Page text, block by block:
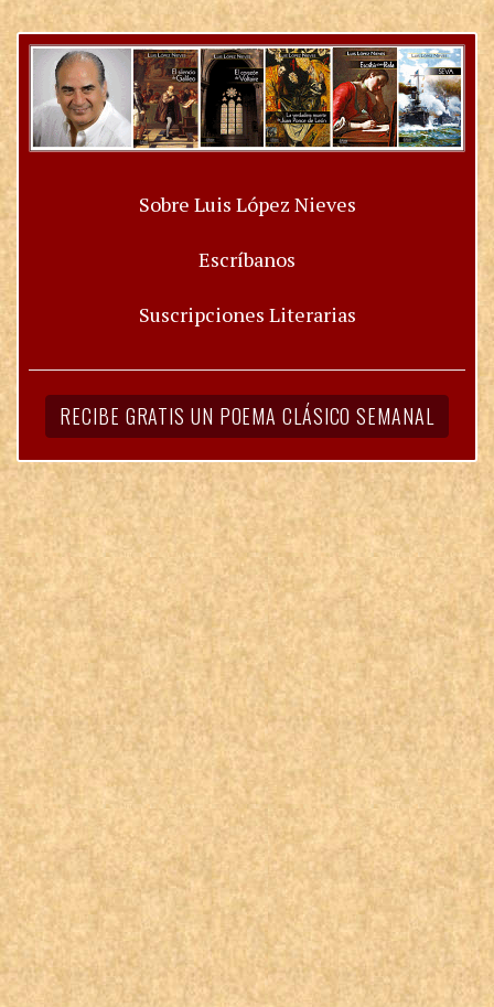
Sobre Luis López Nieves
Escríbanos
Suscripciones Literarias
RECIBE GRATIS UN POEMA CLÁSICO SEMANAL